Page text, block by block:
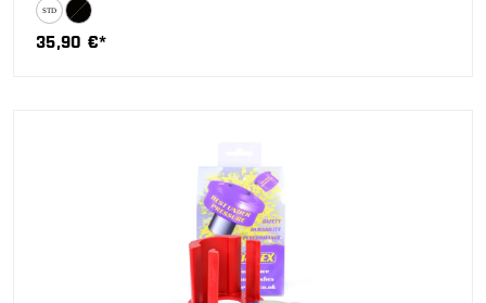
35,90 €*